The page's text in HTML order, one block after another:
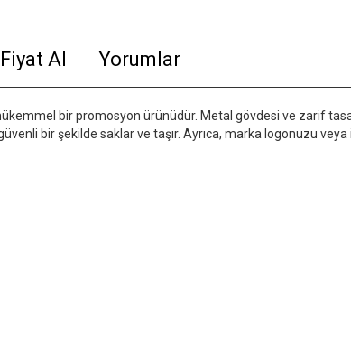
Fiyat Al Yorumlar
bir promosyon ürünüdür. Metal gövdesi ve zarif
bir şekilde saklar ve taşır. Ayrıca, marka logonuzu